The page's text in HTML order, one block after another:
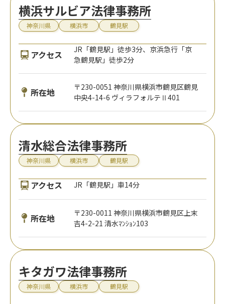
横浜サルビア法律事務所
神奈川県 横浜市 鶴見駅
アクセス
JR「鶴見駅」徒歩3分、京浜急行「京
急鶴見駅」徒歩2分
所在地
〒230-0051 神奈川県横浜市鶴見区鶴見
中央4-14-6 ヴィラフォルテⅡ401
清水総合法律事務所
神奈川県 横浜市 鶴見駅
アクセス JR「鶴見駅」車14分
所在地
〒230-0011 神奈川県横浜市鶴見区上末
吉4-2-21 清水ﾏﾝｼｮﾝ103
キタガワ法律事務所
神奈川県 横浜市 鶴見駅